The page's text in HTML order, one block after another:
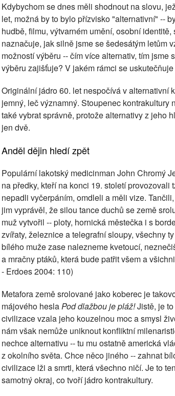
Kdybychom se dnes měli shodnout na slovu,
let, možná by to bylo přízvisko "alternativní" --
hudbě, filmu, výtvarném umění, osobní
naznačuje, jak silně jsme se šedesátým letům
možností výběru -- čím více alternativ, tím
výběru zajišťuje? V jakém rámci se
Originální jádro 60. let nespočívá v alternativní
jemný, leč významný. Stoupenec kontrakultury
také vybrat správně, protože alternativy z jeho
jen dvě.
Anděl dějin hledí zpět
Populární lakotský medicinman John Chromý
na předky, kteří na konci 19. století
nepadli vyčerpáním, omdleli a měli vize.
jim vyprávěl, že silou tance duchů se země
muž vytvořil -- ploty, hornická městečka i s
zvířaty, železnice a telegrafní sloupy, všechny
bílého muže zase nalezneme kvetoucí,
a mračny ptáků, která bude patřit všem a
- Erdoes 2004: 110)
Metafora země srolované jako koberec je
májového heslaPod dlažbou je pláž!Jistě, je
civilizace vzala jeho kouzelnou moc a smysl
nám však nemůže uniknout konfliktní
nechce alternativu -- tu mu ostatně americká
z okolního světa. Chce něco jiného -- zahnat
civilizace lži a smrti, která všechno ničí. Je to
samotný okraj, co tvoří jádro kontrakultury.